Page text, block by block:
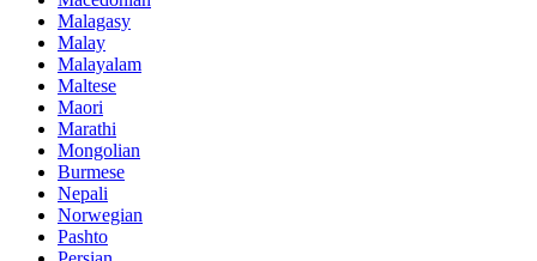
Malagasy
Malay
Malayalam
Maltese
Maori
Marathi
Mongolian
Burmese
Nepali
Norwegian
Pashto